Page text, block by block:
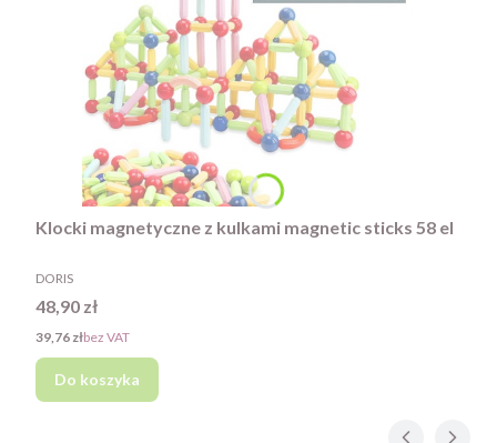
Klocki magnetyczne z kulkami magnetic sticks 58 el
PRODUCENT
DORIS
Cena
48,90 zł
Cena
39,76 złbez VAT
Do koszyka